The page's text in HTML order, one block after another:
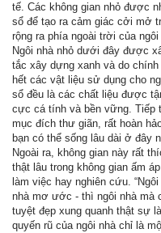
tế. Các không gian nhỏ được
sổ để tạo ra cảm giác cởi mở
rộng ra phía ngoài trời của
Ngôi nhà nhỏ dưới đây được
tắc xây dựng xanh và do
hết các vật liệu sử dụng cho
sổ đều là các chất liệu được
cực cá tính và bền vững. Tiếp
mục đích thư giãn, rất hoàn
bạn có thể sống lâu dài ở đây
Ngoài ra, không gian này rất
thật lâu trong không gian ấm
làm việc hay nghiên cứu.
nhà mơ ước - thì ngôi nhà mà
tuyệt đẹp xung quanh thật sự
quyến rũ của ngôi nhà chỉ là